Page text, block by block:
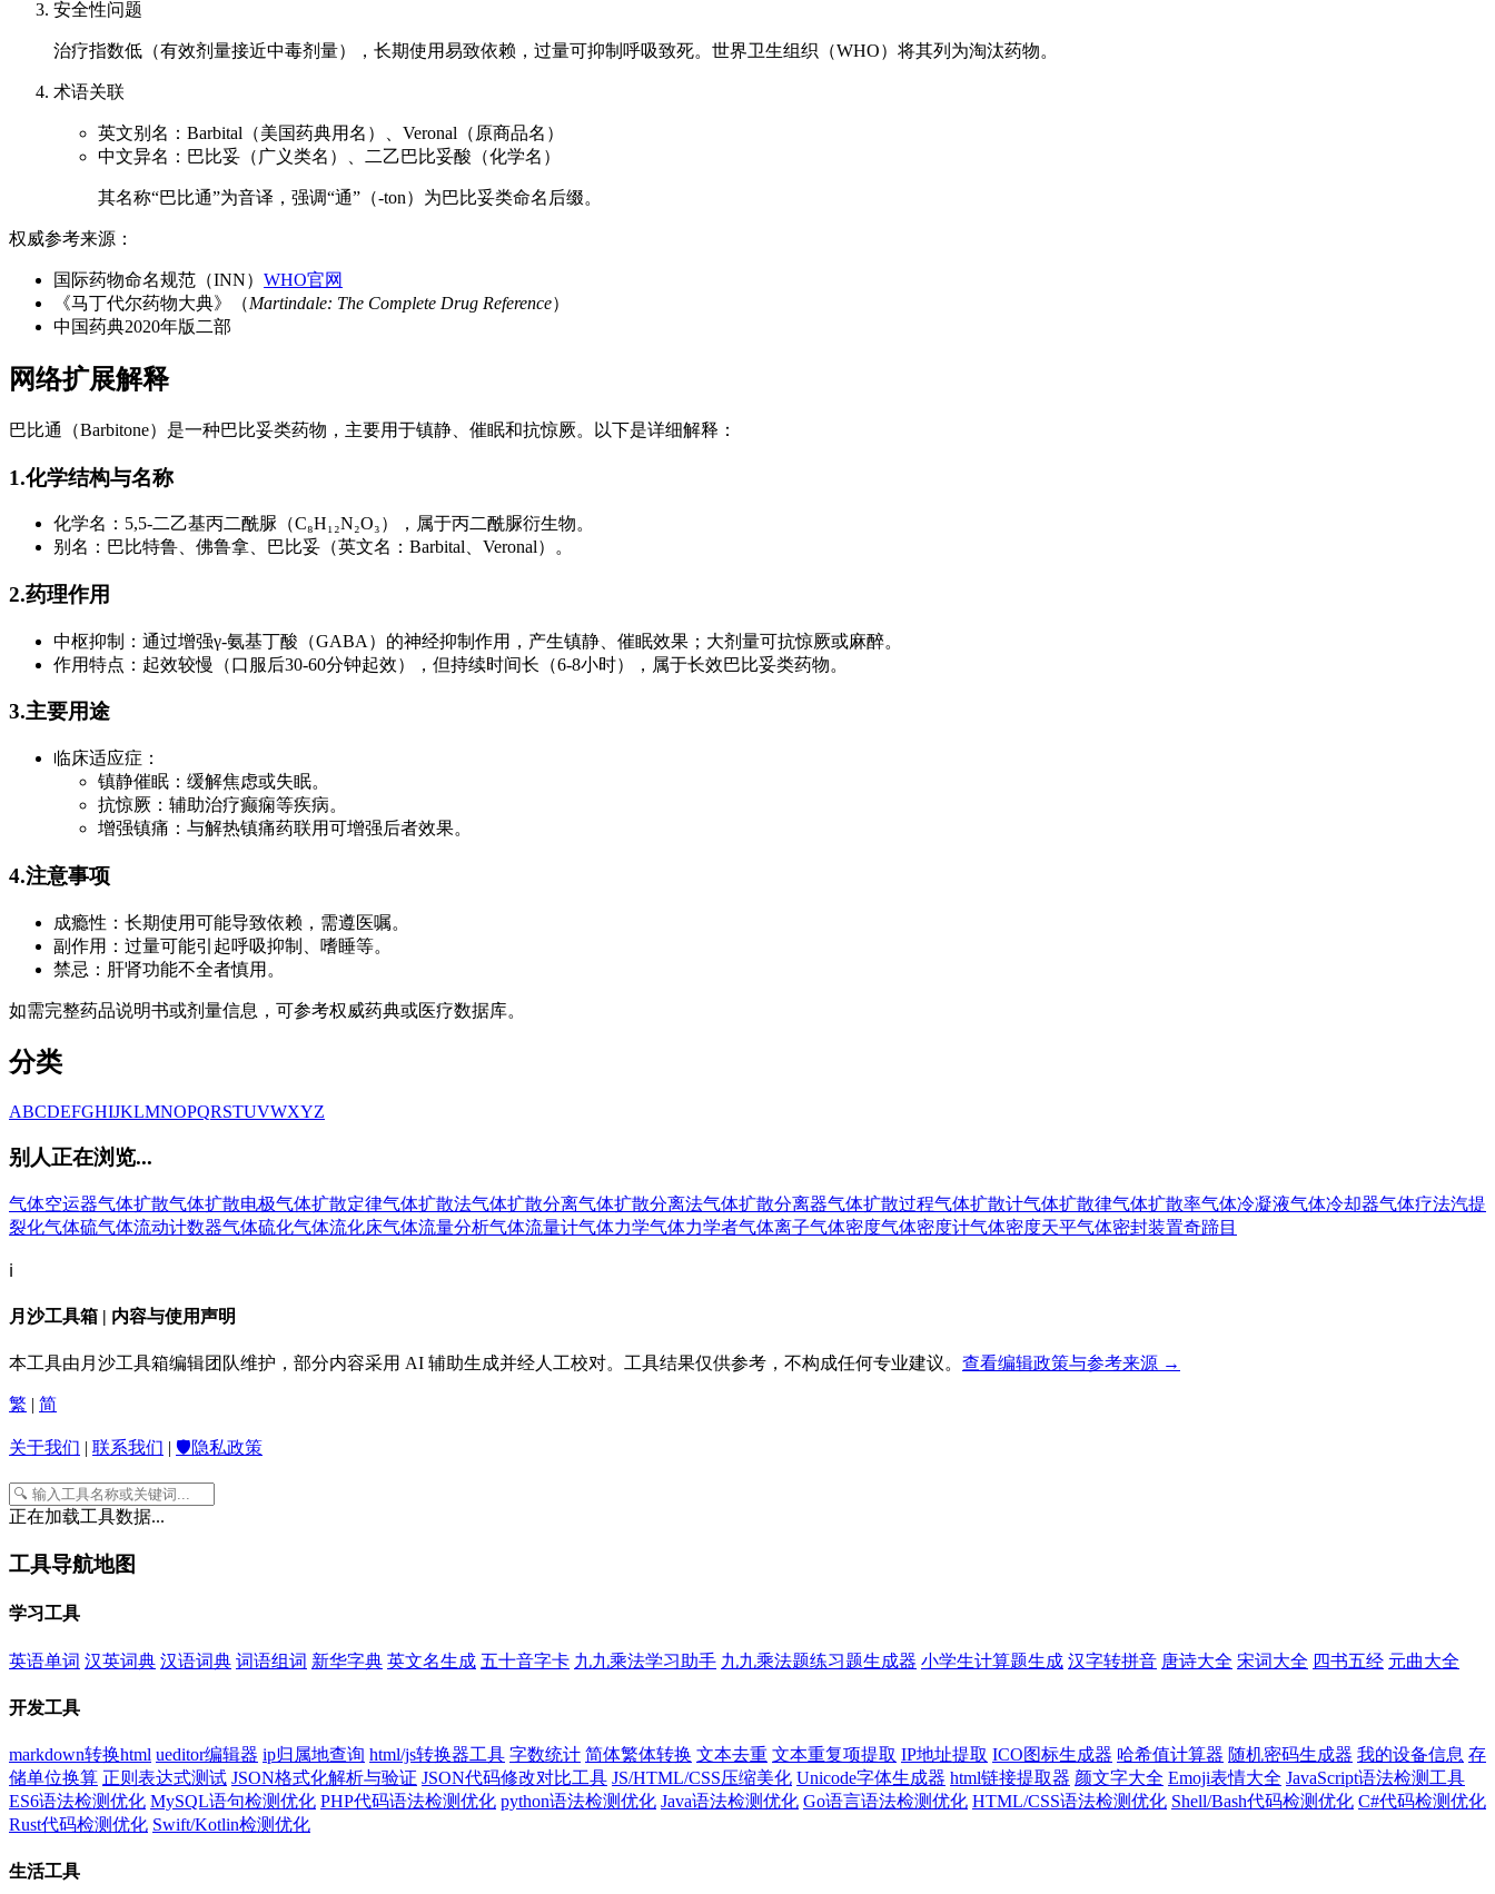
安全性问题
治疗指数低（有效剂量接近中毒剂量），长期使用易致依赖，过量可抑制呼吸致死。世界卫生组织（WHO）将其列为淘汰药物。
术语关联
英文别名：Barbital（美国药典用名）、Veronal（原商品名）
中文异名：巴比妥（广义类名）、二乙巴比妥酸（化学名）
其名称“巴比通”为音译，强调“通”（-ton）为巴比妥类命名后缀。
权威参考来源：
国际药物命名规范（INN） WHO官网
《马丁代尔药物大典》（Martindale: The Complete Drug Reference）
中国药典2020年版二部
网络扩展解释
巴比通（Barbitone）是一种巴比妥类药物，主要用于镇静、催眠和抗惊厥。以下是详细解释：
1.化学结构与名称
化学名：5,5-二乙基丙二酰脲（C₈H₁₂N₂O₃），属于丙二酰脲衍生物。
别名：巴比特鲁、佛鲁拿、巴比妥（英文名：Barbital、Veronal）。
2.药理作用
中枢抑制：通过增强γ-氨基丁酸（GABA）的神经抑制作用，产生镇静、催眠效果；大剂量可抗惊厥或麻醉。
作用特点：起效较慢（口服后30-60分钟起效），但持续时间长（6-8小时），属于长效巴比妥类药物。
3.主要用途
临床适应症：
镇静催眠：缓解焦虑或失眠。
抗惊厥：辅助治疗癫痫等疾病。
增强镇痛：与解热镇痛药联用可增强后者效果。
4.注意事项
成瘾性：长期使用可能导致依赖，需遵医嘱。
副作用：过量可能引起呼吸抑制、嗜睡等。
禁忌：肝肾功能不全者慎用。
如需完整药品说明书或剂量信息，可参考权威药典或医疗数据库。
分类
ABCDEFGHIJKLMNOPQRSTUVWXYZ
别人正在浏览...
气体空运器气体扩散气体扩散电极气体扩散定律气体扩散法气体扩散分离气体扩散分离法气体扩散分离器气体扩散过程气体扩散计气体扩散律气体扩散率气体冷凝液气体冷却器气体疗法汽提
裂化气体硫气体流动计数器气体硫化气体流化床气体流量分析气体流量计气体力学气体力学者气体离子气体密度气体密度计气体密度天平气体密封装置奇蹄目
ℹ️
月沙工具箱 | 内容与使用声明
本工具由月沙工具箱编辑团队维护，部分内容采用 AI 辅助生成并经人工校对。工具结果仅供参考，不构成任何专业建议。 查看编辑政策与参考来源 →
繁 | 简
关于我们 | 联系我们 | 🛡️隐私政策
正在加载工具数据...
工具导航地图
学习工具
英语单词 汉英词典 汉语词典 词语组词 新华字典 英文名生成 五十音字卡 九九乘法学习助手 九九乘法题练习题生成器 小学生计算题生成 汉字转拼音 唐诗大全 宋词大全 四书五经 元曲大全
开发工具
markdown转换html ueditor编辑器 ip归属地查询 html/js转换器工具 字数统计 简体繁体转换 文本去重 文本重复项提取 IP地址提取 ICO图标生成器 哈希值计算器 随机密码生成器 我的设备信息 存
储单位换算 正则表达式测试 JSON格式化解析与验证 JSON代码修改对比工具 JS/HTML/CSS压缩美化 Unicode字体生成器 html链接提取器 颜文字大全 Emoji表情大全 JavaScript语法检测工具
ES6语法检测优化 MySQL语句检测优化 PHP代码语法检测优化 python语法检测优化 Java语法检测优化 Go语言语法检测优化 HTML/CSS语法检测优化 Shell/Bash代码检测优化 C#代码检测优化
Rust代码检测优化 Swift/Kotlin检测优化
生活工具